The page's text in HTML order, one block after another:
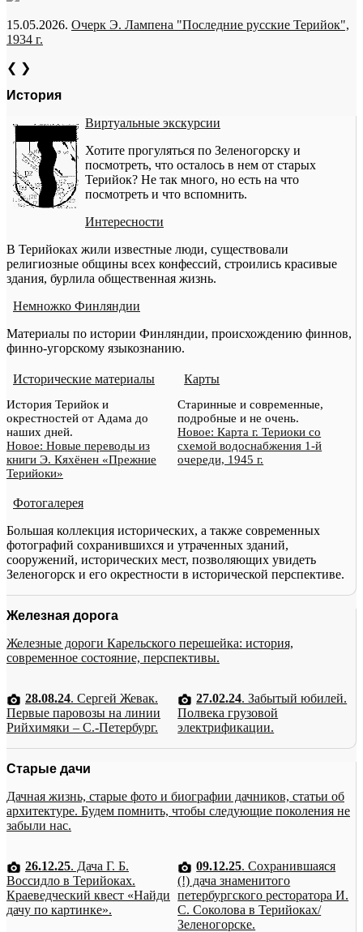
15.05.2026. Очерк Э. Лампена "Последние русские Терийок",
1934 г.
❮ ❯
История
Виртуальные экскурсии
Хотите прогуляться по Зеленогорску и
посмотреть, что осталось в нем от старых
Терийок? Не так много, но есть на что
посмотреть и что вспомнить.
Интересности
В Терийоках жили известные люди, существовали
религиозные общины всех конфессий, строились красивые
здания, бурлила общественная жизнь.
Немножко Финляндии
Материалы по истории Финляндии, происхождению финнов,
финно-угорскому языкознанию.
Исторические материалы
История Терийок и
окрестностей от Адама до
наших дней.
Новое: Новые переводы из
книги Э. Кяхёнен «Прежние
Терийоки»
Карты
Старинные и современные,
подробные и не очень.
Новое: Карта г. Териоки со
схемой водоснабжения 1-й
очереди, 1945 г.
Фотогалерея
Большая коллекция исторических, а также современных
фотографий сохранившихся и утраченных зданий,
сооружений, исторических мест, позволяющих увидеть
Зеленогорск и его окрестности в исторической перспективе.
Железная дорога
Железные дороги Карельского перешейка: история,
современное состояние, перспективы.
28.08.24. Сергей Жевак.
Первые паровозы на линии
Рийхимяки – С.-Петербург.
27.02.24. Забытый юбилей.
Полвека грузовой
электрификации.
Старые дачи
Дачная жизнь, старые фото и биографии дачников, статьи об
архитектуре. Будем помнить, чтобы следующие поколения не
забыли нас.
26.12.25. Дача Г. Б.
Воссидло в Терийоках.
Краеведческий квест «Найди
дачу по картинке».
09.12.25. Сохранившаяся
(!) дача знаменитого
петербургского ресторатора И.
С. Соколова в Терийоках/
Зеленогорске.